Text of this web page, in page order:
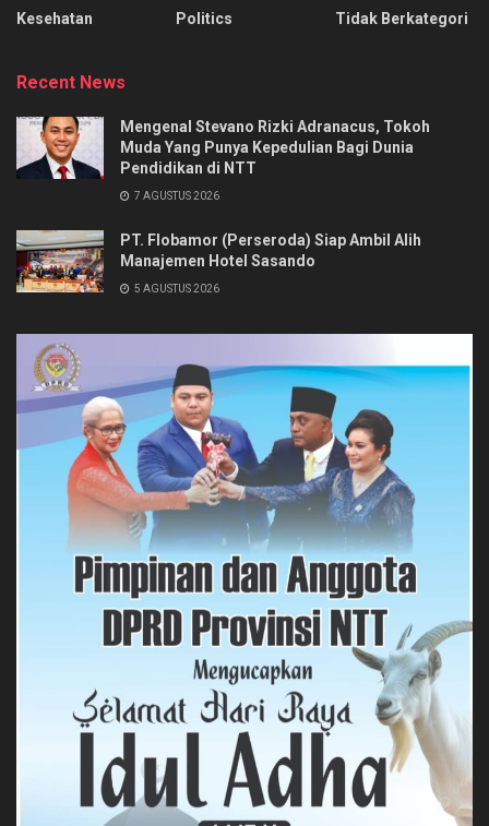
Kesehatan
Politics
Tidak Berkategori
Recent News
Mengenal Stevano Rizki Adranacus, Tokoh
Muda Yang Punya Kepedulian Bagi Dunia
Pendidikan di NTT
7 AGUSTUS 2026
PT. Flobamor (Perseroda) Siap Ambil Alih
Manajemen Hotel Sasando
5 AGUSTUS 2026